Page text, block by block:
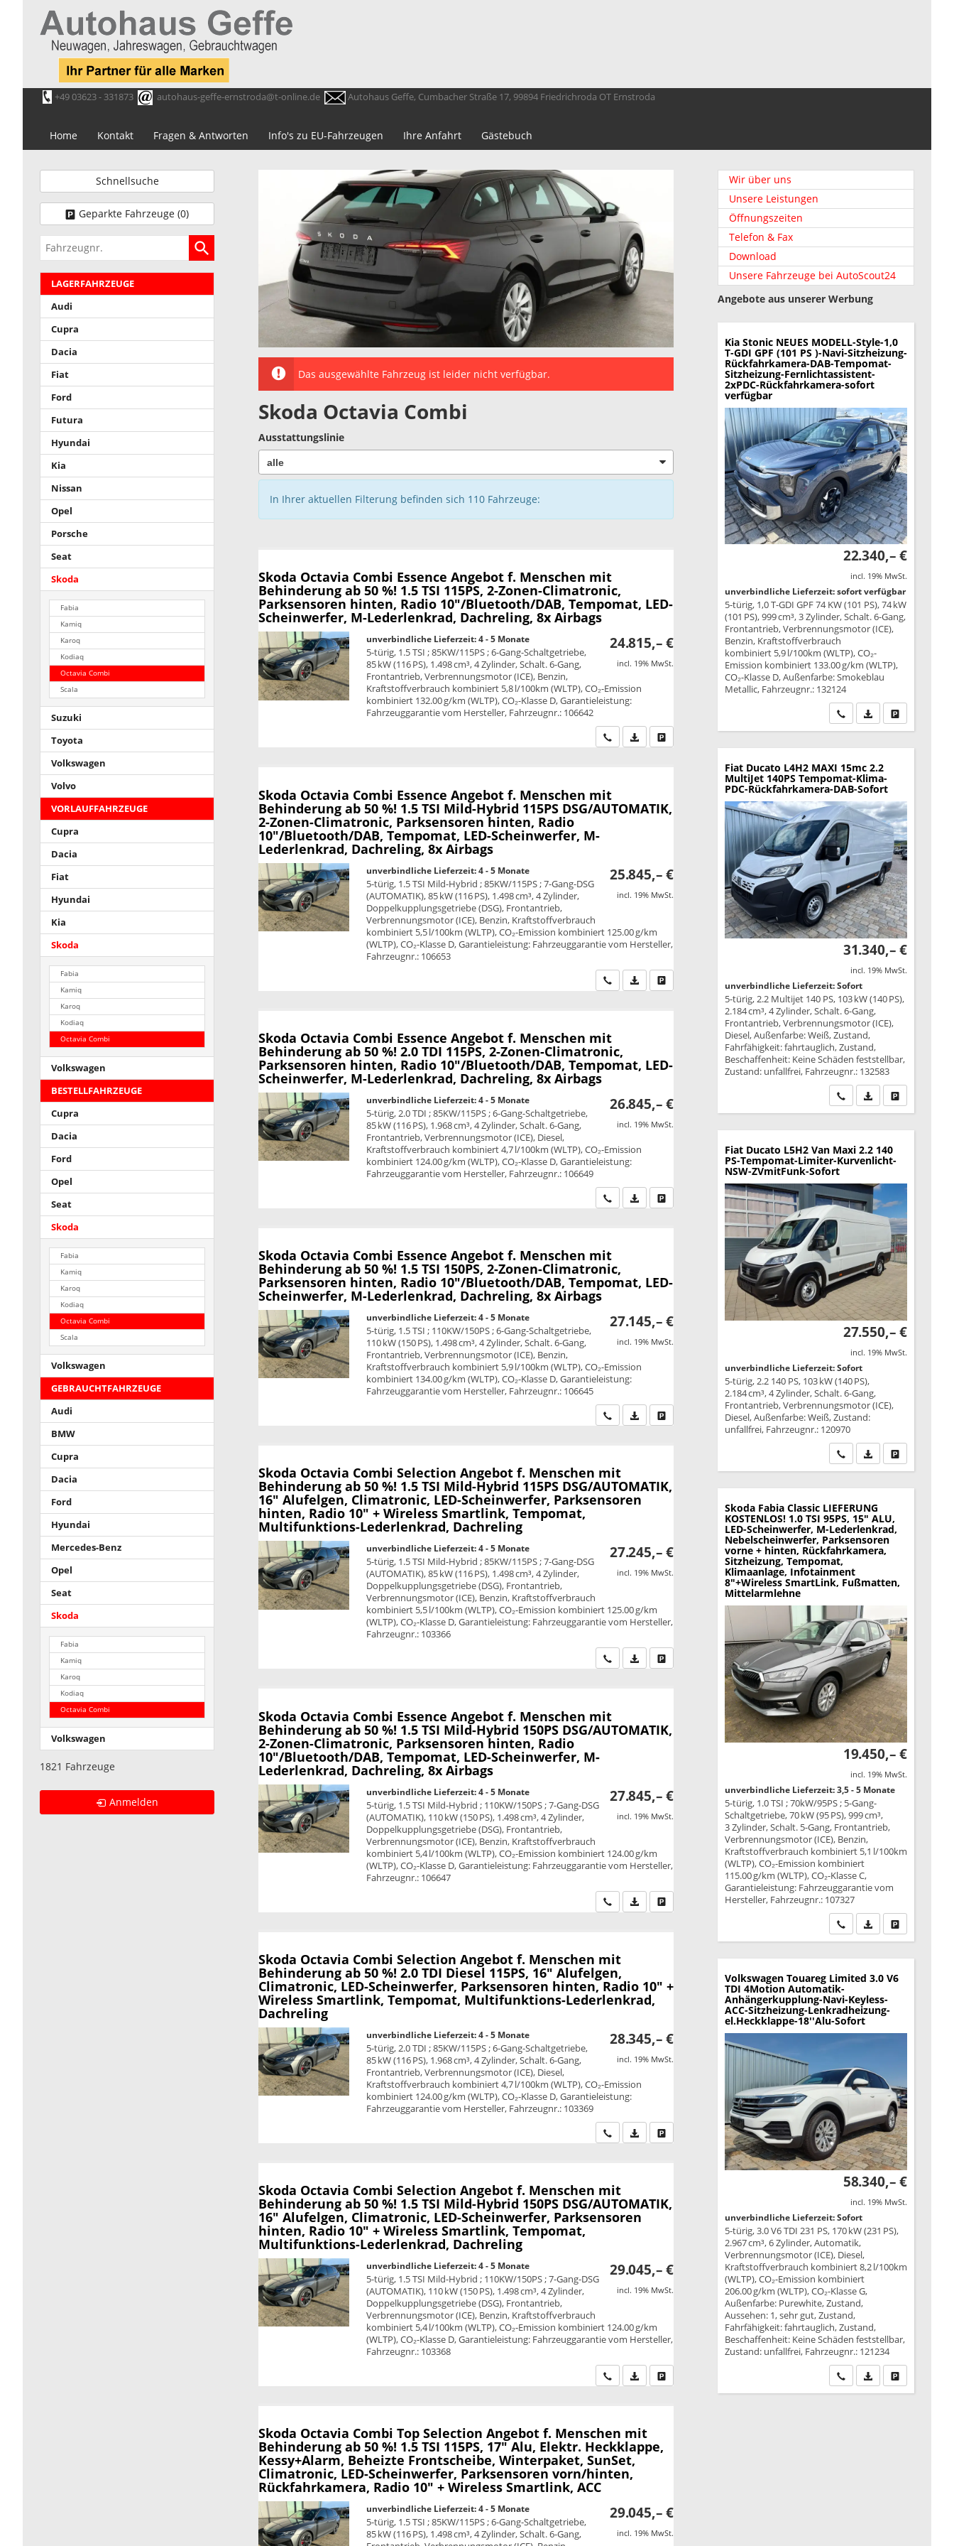
+49 03623 - 331873 autohaus-geffe-ernstroda@t-online.de Autohaus Geffe, Cumbacher Straße 17, 99894 Friedrichroda OT Ernstroda
Home Kontakt Fragen & Antworten Info's zu EU-Fahrzeugen Ihre Anfahrt Gästebuch
Das ausgewählte Fahrzeug ist leider nicht verfügbar.
Skoda Octavia Combi
Ausstattungslinie
In Ihrer aktuellen Filterung befinden sich 110Fahrzeuge:
Skoda Octavia Combi Essence Angebot f. Menschen mit
Behinderung ab 50 %! 1.5 TSI 115PS, 2-Zonen-Climatronic,
Parksensoren hinten, Radio 10"/Bluetooth/DAB, Tempomat, LED-
Scheinwerfer, M-Lederlenkrad, Dachreling, 8x Airbags
24.815,– €
incl. 19% MwSt.
unverbindliche Lieferzeit: 4 - 5 Monate
5-türig, 1.5 TSI ; 85KW/115PS ; 6-Gang-Schaltgetriebe,
85 kW (116 PS), 1.498 cm³, 4 Zylinder, Schalt. 6-Gang,
Frontantrieb, Verbrennungsmotor (ICE), Benzin,
Kraftstoffverbrauch kombiniert 5,8 l/100km (WLTP), CO₂-Emission
kombiniert 132.00 g/km (WLTP), CO₂-Klasse D, Garantieleistung:
Fahrzeuggarantie vom Hersteller, Fahrzeugnr.: 106642
Wir rufen Sie anPDF-Datei, Fahrzeugexposé drucken
Skoda Octavia Combi Essence Angebot f. Menschen mit
Behinderung ab 50 %! 1.5 TSI Mild-Hybrid 115PS DSG/AUTOMATIK,
2-Zonen-Climatronic, Parksensoren hinten, Radio
10"/Bluetooth/DAB, Tempomat, LED-Scheinwerfer, M-
Lederlenkrad, Dachreling, 8x Airbags
25.845,– €
incl. 19% MwSt.
unverbindliche Lieferzeit: 4 - 5 Monate
5-türig, 1.5 TSI Mild-Hybrid ; 85KW/115PS ; 7-Gang-DSG
(AUTOMATIK), 85 kW (116 PS), 1.498 cm³, 4 Zylinder,
Doppelkupplungsgetriebe (DSG), Frontantrieb,
Verbrennungsmotor (ICE), Benzin, Kraftstoffverbrauch
kombiniert 5,5 l/100km (WLTP), CO₂-Emission kombiniert 125.00 g/km
(WLTP), CO₂-Klasse D, Garantieleistung: Fahrzeuggarantie vom Hersteller,
Fahrzeugnr.: 106653
Wir rufen Sie anPDF-Datei, Fahrzeugexposé drucken
Drucken, parken oder vergleichen
Skoda Octavia Combi Essence Angebot f. Menschen mit
Behinderung ab 50 %! 2.0 TDI 115PS, 2-Zonen-Climatronic,
Parksensoren hinten, Radio 10"/Bluetooth/DAB, Tempomat, LED-
Scheinwerfer, M-Lederlenkrad, Dachreling, 8x Airbags
26.845,– €
incl. 19% MwSt.
unverbindliche Lieferzeit: 4 - 5 Monate
5-türig, 2.0 TDI ; 85KW/115PS ; 6-Gang-Schaltgetriebe,
85 kW (116 PS), 1.968 cm³, 4 Zylinder, Schalt. 6-Gang,
Frontantrieb, Verbrennungsmotor (ICE), Diesel,
Kraftstoffverbrauch kombiniert 4,7 l/100km (WLTP), CO₂-Emission
kombiniert 124.00 g/km (WLTP), CO₂-Klasse D, Garantieleistung:
Fahrzeuggarantie vom Hersteller, Fahrzeugnr.: 106649
Wir rufen Sie anPDF-Datei, Fahrzeugexposé drucken
Drucken, parken oder vergleichen
Skoda Octavia Combi Essence Angebot f. Menschen mit
Behinderung ab 50 %! 1.5 TSI 150PS, 2-Zonen-Climatronic,
Parksensoren hinten, Radio 10"/Bluetooth/DAB, Tempomat, LED-
Scheinwerfer, M-Lederlenkrad, Dachreling, 8x Airbags
27.145,– €
incl. 19% MwSt.
unverbindliche Lieferzeit: 4 - 5 Monate
5-türig, 1.5 TSI ; 110KW/150PS ; 6-Gang-Schaltgetriebe,
110 kW (150 PS), 1.498 cm³, 4 Zylinder, Schalt. 6-Gang,
Frontantrieb, Verbrennungsmotor (ICE), Benzin,
Kraftstoffverbrauch kombiniert 5,9 l/100km (WLTP), CO₂-Emission
kombiniert 134.00 g/km (WLTP), CO₂-Klasse D, Garantieleistung:
Fahrzeuggarantie vom Hersteller, Fahrzeugnr.: 106645
Wir rufen Sie anPDF-Datei, Fahrzeugexposé drucken
Drucken, parken oder vergleichen
Skoda Octavia Combi Selection Angebot f. Menschen mit
Behinderung ab 50 %! 1.5 TSI Mild-Hybrid 115PS DSG/AUTOMATIK,
16" Alufelgen, Climatronic, LED-Scheinwerfer, Parksensoren
hinten, Radio 10" + Wireless Smartlink, Tempomat,
Multifunktions-Lederlenkrad, Dachreling
27.245,– €
incl. 19% MwSt.
unverbindliche Lieferzeit: 4 - 5 Monate
5-türig, 1.5 TSI Mild-Hybrid ; 85KW/115PS ; 7-Gang-DSG
(AUTOMATIK), 85 kW (116 PS), 1.498 cm³, 4 Zylinder,
Doppelkupplungsgetriebe (DSG), Frontantrieb,
Verbrennungsmotor (ICE), Benzin, Kraftstoffverbrauch
kombiniert 5,5 l/100km (WLTP), CO₂-Emission kombiniert 125.00 g/km
(WLTP), CO₂-Klasse D, Garantieleistung: Fahrzeuggarantie vom Hersteller,
Fahrzeugnr.: 103366
Wir rufen Sie anPDF-Datei, Fahrzeugexposé drucken
Drucken, parken oder vergleichen
Skoda Octavia Combi Essence Angebot f. Menschen mit
Behinderung ab 50 %! 1.5 TSI Mild-Hybrid 150PS DSG/AUTOMATIK,
2-Zonen-Climatronic, Parksensoren hinten, Radio
10"/Bluetooth/DAB, Tempomat, LED-Scheinwerfer, M-
Lederlenkrad, Dachreling, 8x Airbags
27.845,– €
incl. 19% MwSt.
unverbindliche Lieferzeit: 4 - 5 Monate
5-türig, 1.5 TSI Mild-Hybrid ; 110KW/150PS ; 7-Gang-DSG
(AUTOMATIK), 110 kW (150 PS), 1.498 cm³, 4 Zylinder,
Doppelkupplungsgetriebe (DSG), Frontantrieb,
Verbrennungsmotor (ICE), Benzin, Kraftstoffverbrauch
kombiniert 5,4 l/100km (WLTP), CO₂-Emission kombiniert 124.00 g/km
(WLTP), CO₂-Klasse D, Garantieleistung: Fahrzeuggarantie vom Hersteller,
Fahrzeugnr.: 106647
Wir rufen Sie anPDF-Datei, Fahrzeugexposé drucken
Drucken, parken oder vergleichen
Skoda Octavia Combi Selection Angebot f. Menschen mit
Behinderung ab 50 %! 2.0 TDI Diesel 115PS, 16" Alufelgen,
Climatronic, LED-Scheinwerfer, Parksensoren hinten, Radio 10" +
Wireless Smartlink, Tempomat, Multifunktions-Lederlenkrad,
Dachreling
28.345,– €
incl. 19% MwSt.
unverbindliche Lieferzeit: 4 - 5 Monate
5-türig, 2.0 TDI ; 85KW/115PS ; 6-Gang-Schaltgetriebe,
85 kW (116 PS), 1.968 cm³, 4 Zylinder, Schalt. 6-Gang,
Frontantrieb, Verbrennungsmotor (ICE), Diesel,
Kraftstoffverbrauch kombiniert 4,7 l/100km (WLTP), CO₂-Emission
kombiniert 124.00 g/km (WLTP), CO₂-Klasse D, Garantieleistung:
Fahrzeuggarantie vom Hersteller, Fahrzeugnr.: 103369
Wir rufen Sie anPDF-Datei, Fahrzeugexposé drucken
Drucken, parken oder vergleichen
Skoda Octavia Combi Selection Angebot f. Menschen mit
Behinderung ab 50 %! 1.5 TSI Mild-Hybrid 150PS DSG/AUTOMATIK,
16" Alufelgen, Climatronic, LED-Scheinwerfer, Parksensoren
hinten, Radio 10" + Wireless Smartlink, Tempomat,
Multifunktions-Lederlenkrad, Dachreling
29.045,– €
incl. 19% MwSt.
unverbindliche Lieferzeit: 4 - 5 Monate
5-türig, 1.5 TSI Mild-Hybrid ; 110KW/150PS ; 7-Gang-DSG
(AUTOMATIK), 110 kW (150 PS), 1.498 cm³, 4 Zylinder,
Doppelkupplungsgetriebe (DSG), Frontantrieb,
Verbrennungsmotor (ICE), Benzin, Kraftstoffverbrauch
kombiniert 5,4 l/100km (WLTP), CO₂-Emission kombiniert 124.00 g/km
(WLTP), CO₂-Klasse D, Garantieleistung: Fahrzeuggarantie vom Hersteller,
Fahrzeugnr.: 103368
Wir rufen Sie anPDF-Datei, Fahrzeugexposé drucken
Skoda Octavia Combi Top Selection Angebot f. Menschen mit
Behinderung ab 50 %! 1.5 TSI 115PS, 17" Alu, Elektr. Heckklappe,
Kessy+Alarm, Beheizte Frontscheibe, Winterpaket, SunSet,
Climatronic, LED-Scheinwerfer, Parksensoren vorn/hinten,
Rückfahrkamera, Radio 10" + Wireless Smartlink, ACC
29.045,– €
incl. 19% MwSt.
unverbindliche Lieferzeit: 4 - 5 Monate
5-türig, 1.5 TSI ; 85KW/115PS ; 6-Gang-Schaltgetriebe,
85 kW (116 PS), 1.498 cm³, 4 Zylinder, Schalt. 6-Gang,
Schnellsuche
Geparkte Fahrzeuge (0)
Fahrzeugnr.
LAGERFAHRZEUGE
Audi
Cupra
Dacia
Fiat
Ford
Futura
Hyundai
Kia
Nissan
Opel
Porsche
Seat
Skoda
Fabia
Kamiq
Karoq
Kodiaq
Octavia Combi
Scala
Suzuki
Toyota
Volkswagen
Volvo
VORLAUFFAHRZEUGE
Cupra
Dacia
Fiat
Hyundai
Kia
Skoda
Fabia
Kamiq
Karoq
Kodiaq
Octavia Combi
Volkswagen
BESTELLFAHRZEUGE
Cupra
Dacia
Ford
Opel
Seat
Skoda
Fabia
Kamiq
Karoq
Kodiaq
Octavia Combi
Scala
Volkswagen
GEBRAUCHTFAHRZEUGE
Audi
BMW
Cupra
Dacia
Ford
Hyundai
Mercedes-Benz
Opel
Seat
Skoda
Fabia
Kamiq
Karoq
Kodiaq
Octavia Combi
Volkswagen
1821 Fahrzeuge
Anmelden
Wir über uns
Unsere Leistungen
Öffnungszeiten
Telefon & Fax
Download
Unsere Fahrzeuge bei AutoScout24
Angebote aus unserer Werbung
Kia Stonic NEUES MODELL-Style-1,0
T-GDI GPF (101 PS )-Navi-Sitzheizung-
Rückfahrkamera-DAB-Tempomat-
Sitzheizung-Fernlichtassistent-
2xPDC-Rückfahrkamera-sofort
verfügbar
22.340,– €
incl. 19% MwSt.
unverbindliche Lieferzeit: sofort verfügbar
5-türig, 1,0 T-GDI GPF 74 KW (101 PS), 74 kW
(101 PS), 999 cm³, 3 Zylinder, Schalt. 6-Gang,
Frontantrieb, Verbrennungsmotor (ICE),
Benzin, Kraftstoffverbrauch
kombiniert 5,9 l/100km (WLTP), CO₂-
Emission kombiniert 133.00 g/km (WLTP),
CO₂-Klasse D, Außenfarbe: Smokeblau
Metallic, Fahrzeugnr.: 132124
Wir rufen Sie an
PDF-Datei,Drucken,
Fiat Ducato L4H2 MAXI 15mc 2.2
MultiJet 140PS Tempomat-Klima-
PDC-Rückfahrkamera-DAB-Sofort
31.340,– €
incl. 19% MwSt.
unverbindliche Lieferzeit: Sofort
5-türig, 2.2 Multijet 140 PS, 103 kW (140 PS),
2.184 cm³, 4 Zylinder, Schalt. 6-Gang,
Frontantrieb, Verbrennungsmotor (ICE),
Diesel, Außenfarbe: Weiß, Zustand,
Fahrfähigkeit: fahrtauglich, Zustand,
Beschaffenheit: Keine Schäden feststellbar,
Zustand: unfallfrei, Fahrzeugnr.: 132583
Wir rufen Sie an
PDF-Datei,Drucken,
Fiat Ducato L5H2 Van Maxi 2.2 140
PS-Tempomat-Limiter-Kurvenlicht-
NSW-ZVmitFunk-Sofort
27.550,– €
incl. 19% MwSt.
unverbindliche Lieferzeit: Sofort
5-türig, 2.2 140 PS, 103 kW (140 PS),
2.184 cm³, 4 Zylinder, Schalt. 6-Gang,
Frontantrieb, Verbrennungsmotor (ICE),
Diesel, Außenfarbe: Weiß, Zustand:
unfallfrei, Fahrzeugnr.: 120970
Wir rufen Sie an
PDF-Datei,Drucken,
Skoda Fabia Classic LIEFERUNG
KOSTENLOS! 1.0 TSI 95PS, 15" ALU,
LED-Scheinwerfer, M-Lederlenkrad,
Nebelscheinwerfer, Parksensoren
vorne + hinten, Rückfahrkamera,
Sitzheizung, Tempomat,
Klimaanlage, Infotainment
8"+Wireless SmartLink, Fußmatten,
Mittelarmlehne
19.450,– €
incl. 19% MwSt.
unverbindliche Lieferzeit: 3,5 - 5 Monate
5-türig, 1.0 TSI ; 70kW/95PS ; 5-Gang-
Schaltgetriebe, 70 kW (95 PS), 999 cm³,
3 Zylinder, Schalt. 5-Gang, Frontantrieb,
Verbrennungsmotor (ICE), Benzin,
Kraftstoffverbrauch kombiniert 5,1 l/100km
(WLTP), CO₂-Emission kombiniert
115.00 g/km (WLTP), CO₂-Klasse C,
Garantieleistung: Fahrzeuggarantie vom
Hersteller, Fahrzeugnr.: 107327
Wir rufen Sie an
PDF-Datei,Drucken,
Volkswagen Touareg Limited 3.0 V6
TDI 4Motion Automatik-
Anhängerkupplung-Navi-Keyless-
ACC-Sitzheizung-Lenkradheizung-
el.Heckklappe-18''Alu-Sofort
58.340,– €
incl. 19% MwSt.
unverbindliche Lieferzeit: Sofort
5-türig, 3.0 V6 TDI 231 PS, 170 kW (231 PS),
2.967 cm³, 6 Zylinder, Automatik,
Verbrennungsmotor (ICE), Diesel,
Kraftstoffverbrauch kombiniert 8,2 l/100km
(WLTP), CO₂-Emission kombiniert
206.00 g/km (WLTP), CO₂-Klasse G,
Außenfarbe: Purewhite, Zustand,
Aussehen: 1, sehr gut, Zustand,
Fahrfähigkeit: fahrtauglich, Zustand,
Beschaffenheit: Keine Schäden feststellbar,
Zustand: unfallfrei, Fahrzeugnr.: 121234
Wir rufen Sie an
PDF-Datei,Drucken,